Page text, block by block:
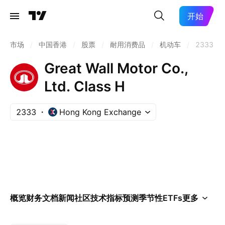
开始
市场 中国香港 股票 耐用消费品 机动车 2333
Great Wall Motor Co.,
Ltd. Class H
2333 Hong Kong Exchange
概览财务文档新闻社区技术指标预测季节性ETFs更多